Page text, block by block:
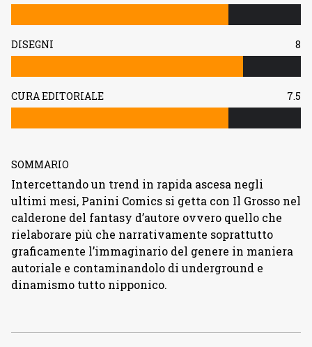
DISEGNI 8
CURA EDITORIALE 7.5
SOMMARIO
Intercettando un trend in rapida ascesa negli
ultimi mesi, Panini Comics si getta con Il Grosso nel
calderone del fantasy d’autore ovvero quello che
rielaborare più che narrativamente soprattutto
graficamente l’immaginario del genere in maniera
autoriale e contaminandolo di underground e
dinamismo tutto nipponico.